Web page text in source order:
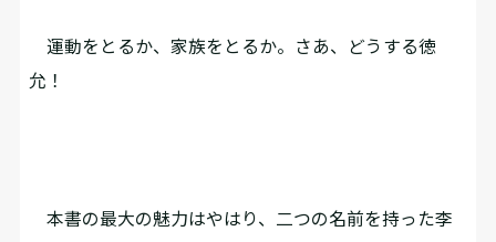
運動をとるか、家族をとるか。さあ、どうする徳
允！
本書の最大の魅力はやはり、二つの名前を持った李